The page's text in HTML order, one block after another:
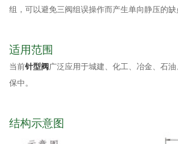
组，可以避免三阀组误操作而产生单向静压的缺
适用范围
当前针型阀广泛应用于城建、化工、冶金、石
保中。
结构示意图